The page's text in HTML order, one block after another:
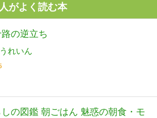
がよく読む本
の逆立ち
れいん
の図鑑 朝ごはん 魅惑の朝食・モ